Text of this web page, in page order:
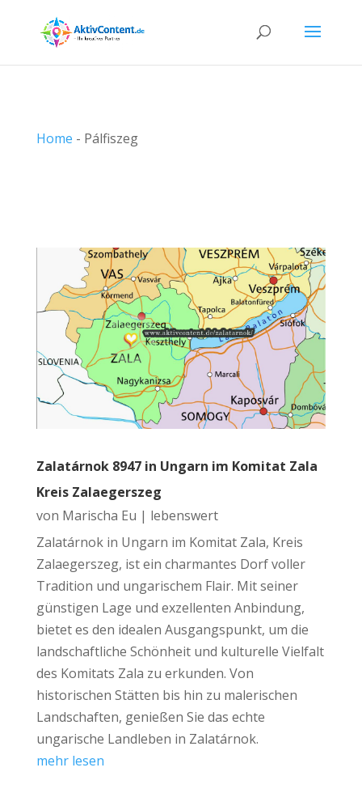
Home - Pálfiszeg
Zalatárnok 8947 in Ungarn im Komitat Zala
Kreis Zalaegerszeg
von Marischa Eu | lebenswert
Zalatárnok in Ungarn im Komitat Zala, Kreis
Zalaegerszeg, ist ein charmantes Dorf voller
Tradition und ungarischem Flair. Mit seiner
günstigen Lage und exzellenten Anbindung,
bietet es den idealen Ausgangspunkt, um die
landschaftliche Schönheit und kulturelle Vielfalt
des Komitats Zala zu erkunden. Von
historischen Stätten bis hin zu malerischen
Landschaften, genießen Sie das echte
ungarische Landleben in Zalatárnok.
mehr lesen